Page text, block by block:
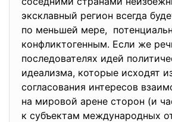
эксклавный регион всегда
по меньшей мере,
конфликтогенным. Если же
последователях идей
идеализма, которые исходят
согласования интересов
на мировой арене сторон (и
к субъектам международных